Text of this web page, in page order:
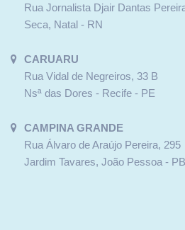
Rua Jornalista Djair Dantas
Seca, Natal - RN
CARUARU
Rua Vidal de Negreiros, 33 B
Nsª das Dores - Recife - PE
CAMPINA GRANDE
Rua Álvaro de Araújo Pereira, 295
Jardim Tavares, João Pessoa - PB